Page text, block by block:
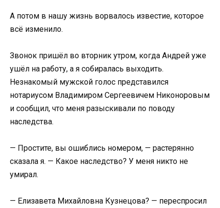
А потом в нашу жизнь ворвалось известие, которое
всё изменило.
Звонок пришёл во вторник утром, когда Андрей уже
ушёл на работу, а я собиралась выходить.
Незнакомый мужской голос представился
нотариусом Владимиром Сергеевичем Никоноровым
и сообщил, что меня разыскивали по поводу
наследства.
— Простите, вы ошиблись номером, — растерянно
сказала я. — Какое наследство? У меня никто не
умирал.
— Елизавета Михайловна Кузнецова? — переспросил